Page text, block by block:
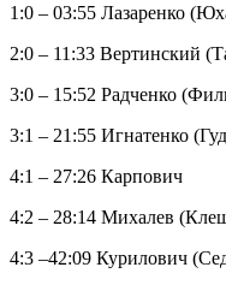
1:0 – 03:55 Лазаренко
2:0 – 11:33 Вертинский
3:0 – 15:52 Радченко
3:1 – 21:55 Игнатенко
4:1 – 27:26 Карпович
4:2 – 28:14 Михалев
4:3 –42:09 Курилович